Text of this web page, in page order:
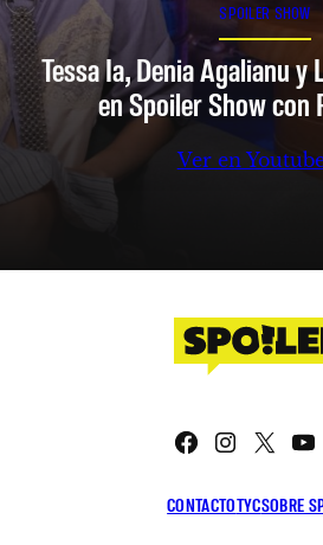
SPOILER SHOW
Tessa Ia, Denia Agalianu y
en Spoiler Show con
Ver en
CONTACTOTYCSOBRE
Facebook
X